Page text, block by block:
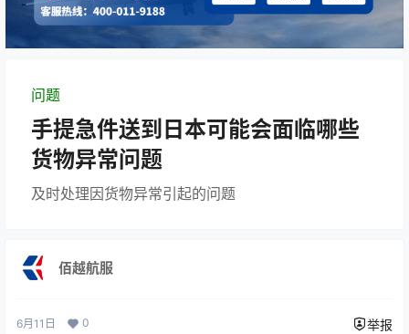
问题
手提急件送到日本可能会面临哪些
货物异常问题
及时处理因货物异常引起的问题
佰越航服
6月11日 0 举报